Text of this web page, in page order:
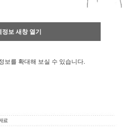
정보 새창 열기
보를 확대해 보실 수 있습니다.